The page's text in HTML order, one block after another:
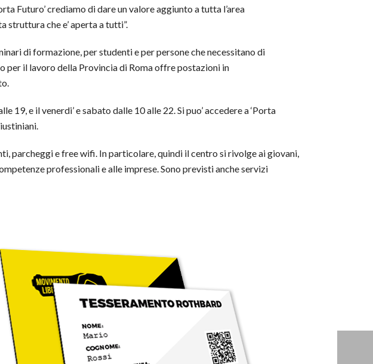
Futuro’ crediamo di dare un valore aggiunto a tutta l’area
struttura che e’ aperta a tutti”.
di formazione, per studenti e per persone che necessitano di
per il lavoro della Provincia di Roma offre postazioni in
19, e il venerdi’ e sabato dalle 10 alle 22. Si puo’ accedere a ‘Porta
parcheggi e free wifi. In particolare, quindi il centro si rivolge ai giovani,
professionali e alle imprese. Sono previsti anche servizi